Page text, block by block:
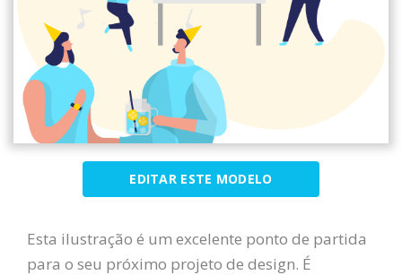
EDITAR ESTE MODELO
Esta ilustração é um excelente ponto de partida
para o seu próximo projeto de design. É